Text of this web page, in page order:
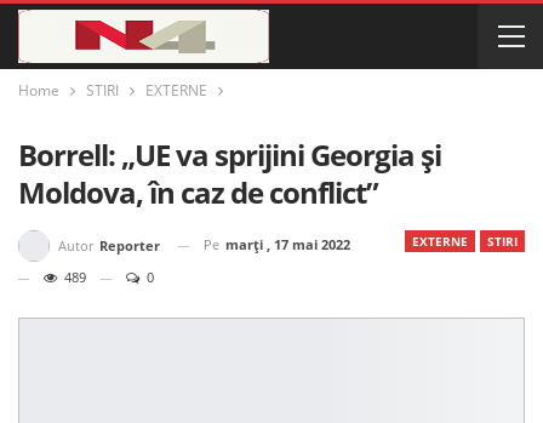
Home STIRI EXTERNE
Borrell: „UE va sprijini Georgia și
Moldova, în caz de conflict”
EXTERNE STIRI
Autor Reporter Pe marți , 17 mai 2022
489
0